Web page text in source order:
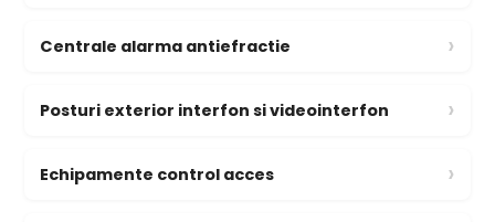
Centrale alarma antiefractie ›
Posturi exterior interfon si videointerfon ›
Echipamente control acces ›